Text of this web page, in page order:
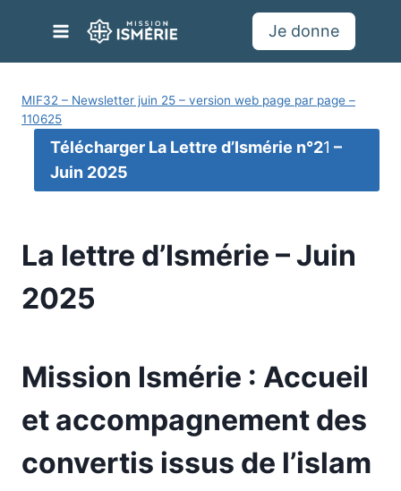
contenu
Je donne
MIF32 – Newsletter juin 25 – version web page par page –
110625
Télécharger La Lettre d’Ismérie n°21 –
Juin 2025
La lettre d’Ismérie – Juin
2025
Mission Ismérie : Accueil
et accompagnement des
convertis issus de l’islam